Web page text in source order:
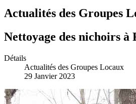
Actualités des Groupes
Nettoyage des nichoirs à
Détails
Actualités des Groupes Locaux
29 Janvier 2023